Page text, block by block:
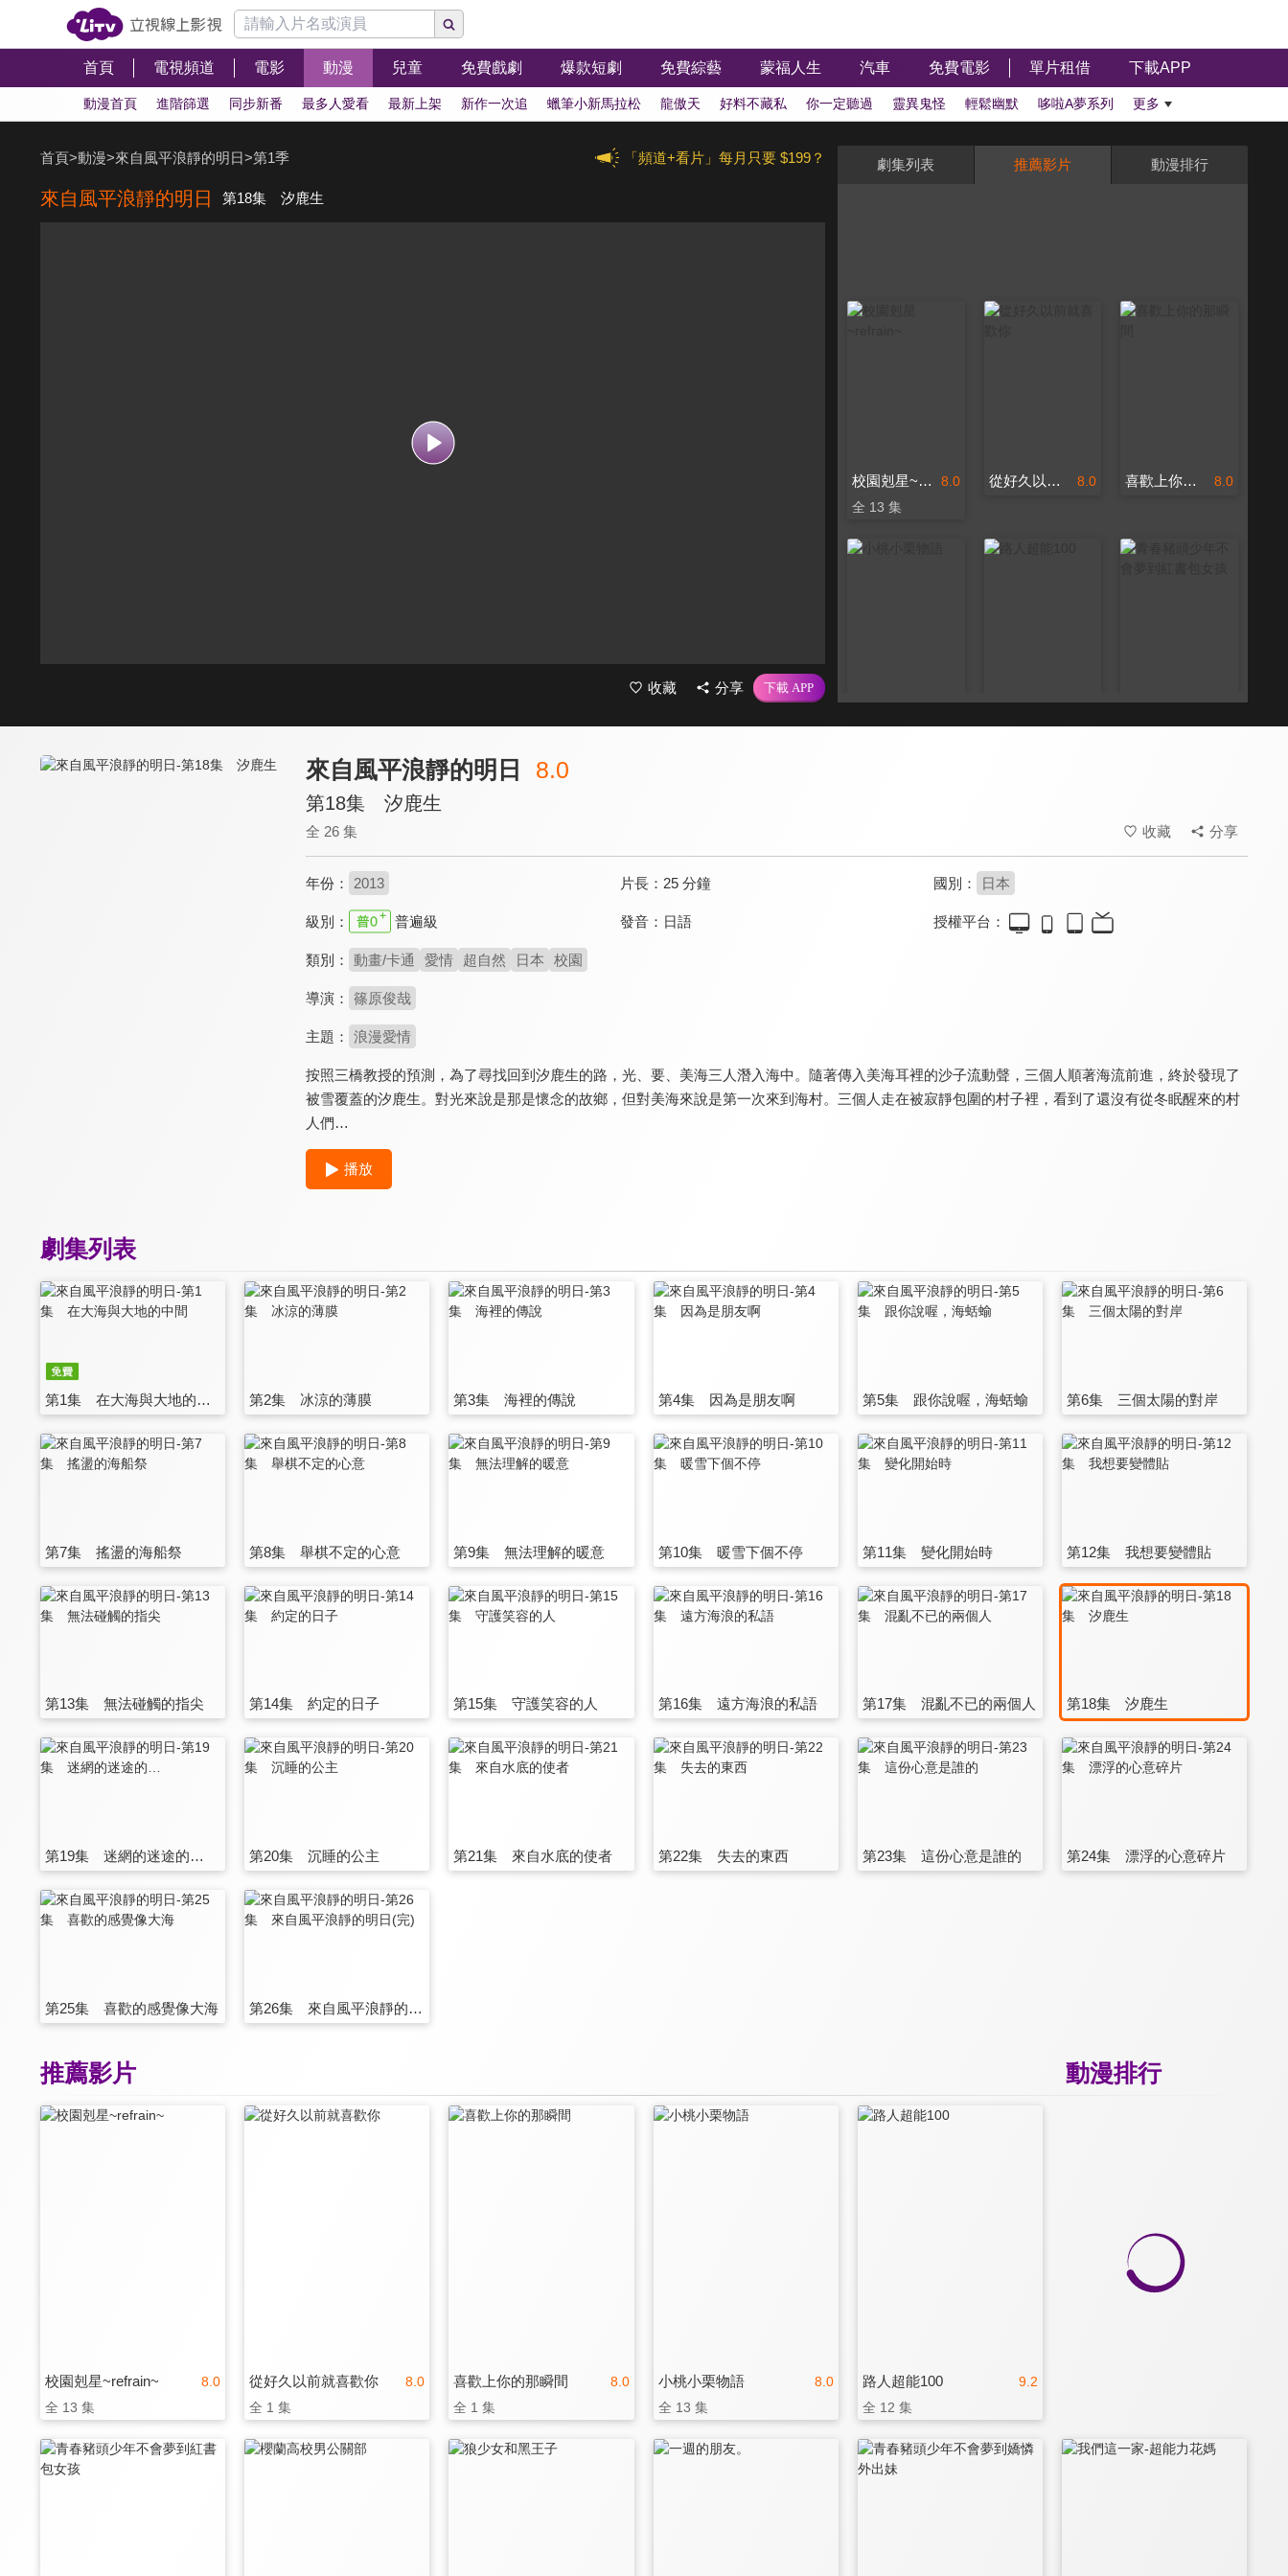
首頁 電視頻道 電影 動漫 兒童 免費戲劇 爆款短劇 免費綜藝 蒙福人生 汽車 免費電影 單片租借 下載APP
動漫首頁 進階篩選 同步新番 最多人愛看 最新上架 新作一次追 蠟筆小新馬拉松 龍傲天 好料不藏私 你一定聽過 靈異鬼怪 輕鬆幽默 哆啦A夢系列 更多
「頻道+看片」每月只要 $199？
首頁>動漫>來自風平浪靜的明日>第1季
來自風平浪靜的明日 第18集 汐鹿生
收藏 分享
劇集列表 推薦影片 動漫排行
8.0
校園剋星~refrain~
全 13 集
8.0
從好久以前就喜歡你 8.0
喜歡上你的那瞬間
來自風平浪靜的明日 8.0
第18集 汐鹿生
全 26 集 收藏 分享
年份： 2013 片長： 25 分鐘 國別： 日本
級別： 普遍級 發音： 日語 授權平台：
類別： 動畫/卡通 愛情 超自然 日本 校園
導演： 篠原俊哉
主題： 浪漫愛情
按照三橋教授的預測，為了尋找回到汐鹿生的路，光、要、美海三人潛入海中。隨著傳入美海耳裡的沙子流動聲，三個人順著海流前進，終於發現了
被雪覆蓋的汐鹿生。對光來說是那是懷念的故鄉，但對美海來說是第一次來到海村。三個人走在被寂靜包圍的村子裡，看到了還沒有從冬眠醒來的村
人們…
播放
劇集列表
第1集 在大海與大地的中間 第2集 冰涼的薄膜 第3集 海裡的傳說 第4集 因為是朋友啊 第5集 跟你說喔，海蛞蝓 第6集 三個太陽的對岸
第7集 搖盪的海船祭 第8集 舉棋不定的心意 第9集 無法理解的暖意 第10集 暖雪下個不停 第11集 變化開始時 第12集 我想要變體貼
第13集 無法碰觸的指尖 第14集 約定的日子 第15集 守護笑容的人 第16集 遠方海浪的私語 第17集 混亂不已的兩個人 第18集 汐鹿生
第19集 迷網的迷途的… 第20集 沉睡的公主 第21集 來自水底的使者 第22集 失去的東西 第23集 這份心意是誰的 第24集 漂浮的心意碎片
第25集 喜歡的感覺像大海 第26集 來自風平浪靜的明日(完)
動漫排行
推薦影片
8.0
校園剋星~refrain~
全 13 集
8.0
從好久以前就喜歡你
全 1 集
8.0
喜歡上你的那瞬間
全 1 集
8.0
小桃小栗物語
全 13 集
9.2
路人超能100
全 12 集